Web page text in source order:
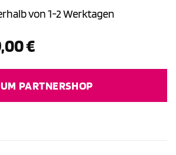
€
€Aktueller
ist:
149,00 €.
von 1-2 Werktagen
PARTNERSHOP